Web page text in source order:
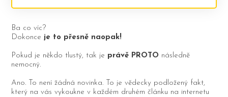
Ba co víc?
Dokonceje to přesně naopak!
Pokud je někdo tlustý, tak je právě PROTO následně
nemocný.
Ano. To není žádná novinka. To je vědecky podložený fakt,
který na vás vykoukne v každém druhém článku na internetu